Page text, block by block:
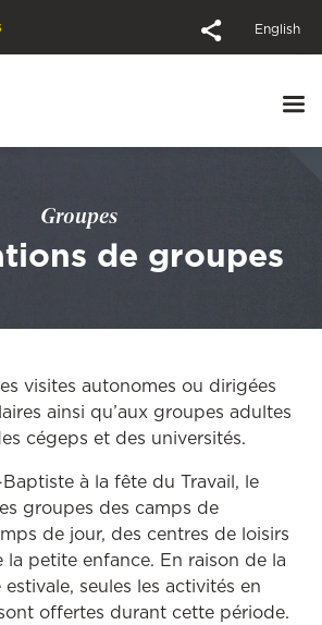
English
Groupes
de groupes
visites autonomes ou dirigées
ainsi qu’aux groupes adultes
cégeps et des universités.
à la fête du Travail, le
groupes des camps de
de jour, des centres de loisirs
la petite enfance. En raison de la
seules les activités en
offertes durant cette période.